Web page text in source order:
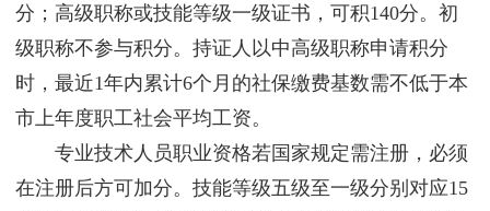
分；高级职称或技能等级一级证书，可积140分。初
级职称不参与积分。持证人以中高级职称申请积分
时，最近1年内累计6个月的社保缴费基数需不低于本
市上年度职工社会平均工资。
专业技术人员职业资格若国家规定需注册，必须
在注册后方可加分。技能等级五级至一级分别对应15